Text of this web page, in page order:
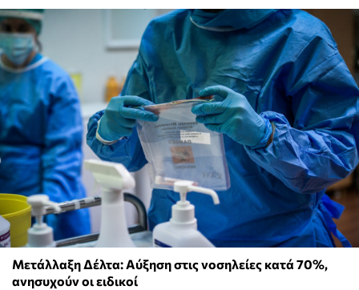
Μετάλλαξη Δέλτα: Αύξηση στις νοσηλείες κατά 70%,
ανησυχούν οι ειδικοί